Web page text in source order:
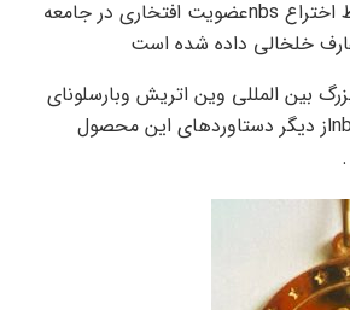
در برابر بیماری‌ها توسط اختراع nbsعضویت افتخاری در جامعه
خلخالی داده شده است
بین المللی وین اتریش وبارسلونای
اسپانیا جهت معرفی nbsاز دیگر دستاوردهای این محصول